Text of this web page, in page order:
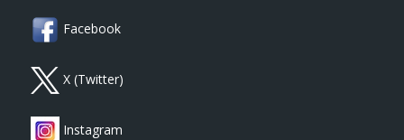
Facebook
X (Twitter)
Instagram